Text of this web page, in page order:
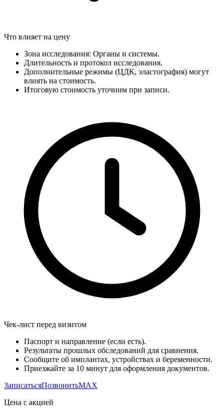
Что влияет на цену
Зона исследования: Органы и системы.
Длительность и протокол исследования.
Дополнительные режимы (ЦДК, эластография) могут
влиять на стоимость.
Итоговую стоимость уточним при записи.
Чек-лист перед визитом
Паспорт и направление (если есть).
Результаты прошлых обследований для сравнения.
Сообщите об имплантах, устройствах и беременности.
Приезжайте за 10 минут для оформления документов.
ЗаписатьсяПозвонитьMAX
Цена с акцией